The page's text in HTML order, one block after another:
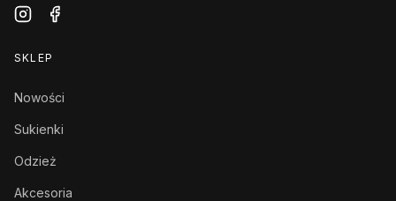
SKLEP
Nowości
Sukienki
Odzież
Akcesoria